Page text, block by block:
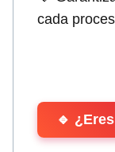
cada
🔹